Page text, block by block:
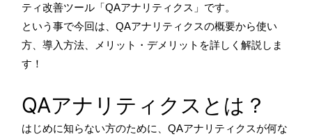
ティ改善ツール「QAアナリティクス」です。
という事で今回は、QAアナリティクスの概要から使い
方、導入方法、メリット・デメリットを詳しく解説しま
す！
QAアナリティクスとは？
はじめに知らない方のために、QAアナリティクスが何な